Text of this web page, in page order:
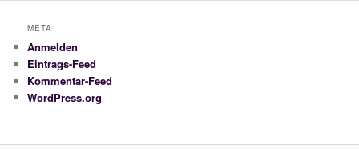
META
Anmelden
Eintrags-Feed
Kommentar-Feed
WordPress.org